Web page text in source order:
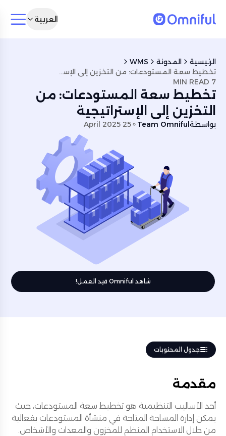
العربية
الرئيسية المدونة
WMS
تخطيط سعة المستودعات: من التخزين إلى الإستراتيجية
7 MIN READ
تخطيط سعة المستودعات: من
التخزين إلى الإستراتيجية
بواسطةTeam Omniful
25 April 2025
شاهد Omniful قيد العمل!
جدول المحتويات
مقدمة
أحد الأساليب التنظيمية هو تخطيط سعة المستودعات، حيث
يمكن إدارة المساحة المتاحة في منشأة المستودعات بفعالية
من خلال الاستخدام المنظم للمخزون والمعدات والأشخاص.